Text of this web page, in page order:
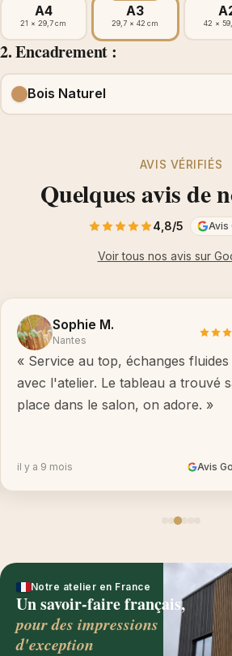
A4
21 × 29,7 cm
A3
29,7 × 42 cm 42 ×
2. Encadrement :
Bois Naturel
AVIS VÉRIFIÉS
Quelques avis de
4,8/5 Avis
Voir tous nos avis sur
Sophie M.
Nantes
« Service au top, échanges fluides
avec l'atelier. Le tableau a trouvé
place dans le salon, on adore. »
il y a 9 mois Avis
Notre atelier en France
Un savoir-faire français,
pour des impressions
d'exception